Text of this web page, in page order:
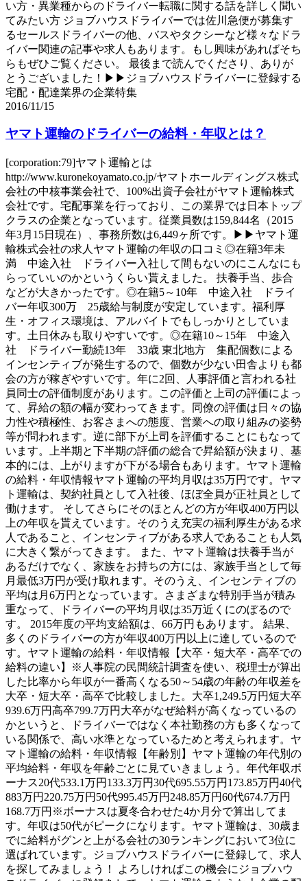
い方・異業種からのドライバー転職に関する話を詳しく聞い
てみたい方 ジョブハウスドライバーでは佐川急便が募集す
るセールスドライバーの他、バスやタクシーなど様々なドラ
イバー関連の記事や求人もあります。もし興味があればそち
らもぜひご覧ください。 最後まで読んでくださり、ありが
とうございました！▶▶ジョブハウスドライバーに登録する
宅配・配達業界の企業特集
2016/11/15
ヤマト運輸のドライバーの給料・年収とは？
[corporation:79]ヤマト運輸とは
http://www.kuronekoyamato.co.jp/ヤマトホールディングス株式
会社の中核事業会社で、100%出資子会社がヤマト運輸株式
会社です。宅配事業を行っており、この業界では日本トップ
クラスの企業となっています。従業員数は159,844名（2015
年3月15日現在）、事務所数は6,449ヶ所です。▶▶ヤマト運
輸株式会社の求人ヤマト運輸の年収の口コミ◎在籍3年未
満 中途入社 ドライバー入社して間もないのにこんなにも
らっていいのかというくらい貰えました。 扶養手当、歩合
などが大きかったです。◎在籍5～10年 中途入社 ドライ
バー年収300万 25歳給与制度が安定しています。福利厚
生・オフィス環境は、アルバイトでもしっかりとしていま
す。土日休みも取りやすいです。◎在籍10～15年 中途入
社 ドライバー勤続13年 33歳 東北地方 集配個数による
インセンティブが発生するので、個数が少ない田舎よりも都
会の方が稼ぎやすいです。年に2回、人事評価と言われる社
員同士の評価制度があります。この評価と上司の評価によっ
て、昇給の額の幅が変わってきます。同僚の評価は日々の協
力性や積極性、お客さまへの態度、営業への取り組みの姿勢
等が問われます。逆に部下が上司を評価することにもなって
います。上半期と下半期の評価の総合で昇給額が決まり、基
本的には、上がりますが下がる場合もあります。ヤマト運輸
の給料・年収情報ヤマト運輸の平均月収は35万円です。ヤマ
ト運輸は、契約社員として入社後、ほぼ全員が正社員として
働けます。 そしてさらにそのほとんどの方が年収400万円以
上の年収を貰えています。そのうえ充実の福利厚生がある求
人であること、インセンティブがある求人であることも人気
に大きく繋がってきます。 また、ヤマト運輸は扶養手当が
あるだけでなく、家族をお持ちの方には、家族手当として毎
月最低3万円が受け取れます。そのうえ、インセンティブの
平均は月6万円となっています。さまざまな特別手当が積み
重なって、ドライバーの平均月収は35万近くにのぼるので
す。 2015年度の平均支給額は、66万円もあります。 結果、
多くのドライバーの方が年収400万円以上に達しているので
す。ヤマト運輸の給料・年収情報【大卒・短大卒・高卒での
給料の違い】※人事院の民間統計調査を使い、税理士が算出
した比率から年収が一番高くなる50～54歳の年齢の年収差を
大卒・短大卒・高卒で比較しました。大卒1,249.5万円短大卒
939.6万円高卒799.7万円大卒がなぜ給料が高くなっているの
かというと、ドライバーではなく本社勤務の方も多くなって
いる関係で、高い水準となっているためと考えられます。ヤ
マト運輸の給料・年収情報【年齢別】ヤマト運輸の年代別の
平均給料・年収を年齢ごとに見ていきましょう。年代年収ボ
ーナス20代533.1万円133.3万円30代695.55万円173.85万円40代
883万円220.75万円50代995.45万円248.85万円60代674.7万円
168.7万円※ボーナスは夏冬合わせた4か月分で算出してま
す。年収は50代がピークになります。ヤマト運輸は、30歳ま
でに給料がグンと上がる会社の30ランキングにおいて3位に
選ばれています。ジョブハウスドライバーに登録して、求人
を探してみましょう！ よろしければこの機会にジョブハウ